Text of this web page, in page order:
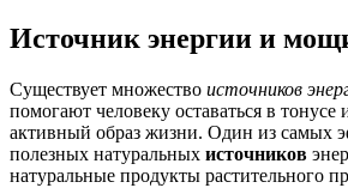
Источник энергии и
Существует множество источников
помогают человеку оставаться в тонусе
активный образ жизни. Один из самых
полезных натуральных источников
натуральные продукты растительного